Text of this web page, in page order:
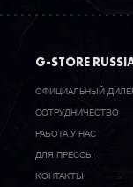
G-STORE
ОФИЦИАЛЬНЫЙ
CОТРУДНИЧЕСТВО
РАБОТА У НАС
ДЛЯ ПРЕССЫ
КОНТАКТЫ